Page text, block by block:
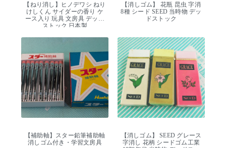
【ねり消し】ヒノデワシ ねり
けしくん サイダーの香り ケ
ース入り 玩具 文房具 デッド
ストック 日本製
【消しゴム】 花瓶 昆虫 字消
8種 シード SEED 当時物 デッ
ドストック
【補助軸】スター鉛筆補助軸
消しゴム付き・学習文房具
【消しゴム】 SEED グレース
字消し 花柄 シードゴム工業